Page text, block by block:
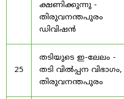
ക്ഷണിക്കുന്നു -
തിരുവനന്തപുരം
ഡിവിഷൻ
25
തടിയുടെ ഇ-ലേലം -
തടി വിൽപ്പന വിഭാഗം,
തിരുവനന്തപുരം